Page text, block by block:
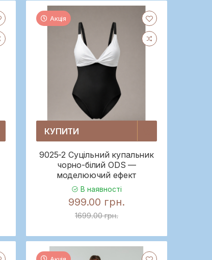
Акція
КУПИТИ
9025-2 Суцільний купальник
чорно-білий ODS —
моделюючий ефект
В наявності
999.00 грн.
1699.00 грн.